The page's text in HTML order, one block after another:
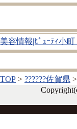
美容情報|ﾋﾞｭｰﾃｨ小町
TOP > ??????佐賀県 >